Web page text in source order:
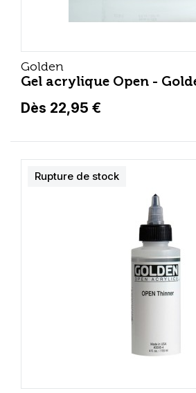
Golden
Gel acrylique Open -
Dès 22,95 €
Rupture de stock